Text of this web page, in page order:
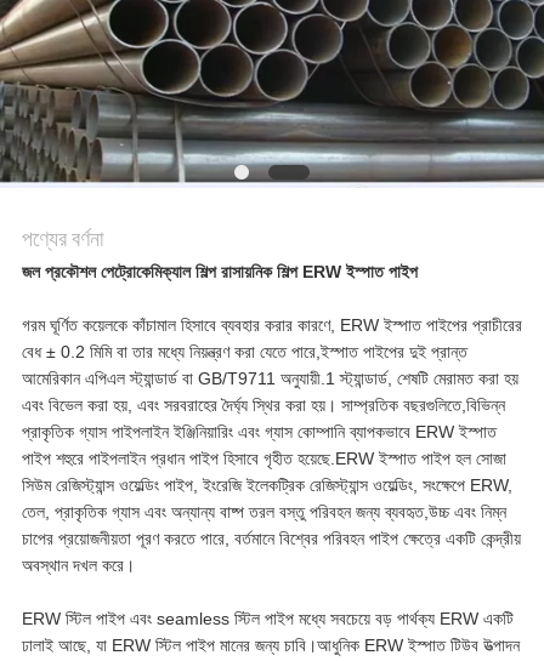
সাইট
ম্যাপ
নীতি
পণ্যের বর্ণনা
জল প্রকৌশল পেট্রোকেমিক্যাল শিল্প রাসায়নিক শিল্প ERW ইস্পাত পাইপ
গরম ঘূর্ণিত কয়েলকে কাঁচামাল হিসাবে ব্যবহার করার কারণে, ERW ইস্পাত পাইপের প্রাচীরের
বেধ ± 0.2 মিমি বা তার মধ্যে নিয়ন্ত্রণ করা যেতে পারে,ইস্পাত পাইপের দুই প্রান্ত
আমেরিকান এপিএল স্ট্যান্ডার্ড বা GB/T9711 অনুযায়ী.1 স্ট্যান্ডার্ড, শেষটি মেরামত করা হয়
এবং বিভেল করা হয়, এবং সরবরাহের দৈর্ঘ্য স্থির করা হয়। সাম্প্রতিক বছরগুলিতে,বিভিন্ন
প্রাকৃতিক গ্যাস পাইপলাইন ইঞ্জিনিয়ারিং এবং গ্যাস কোম্পানি ব্যাপকভাবে ERW ইস্পাত
পাইপ শহুরে পাইপলাইন প্রধান পাইপ হিসাবে গৃহীত হয়েছে.ERW ইস্পাত পাইপ হল সোজা
সিউম রেজিস্ট্যান্স ওয়েল্ডিং পাইপ, ইংরেজি ইলেকট্রিক রেজিস্ট্যান্স ওয়েল্ডিং, সংক্ষেপে ERW,
তেল, প্রাকৃতিক গ্যাস এবং অন্যান্য বাষ্প তরল বস্তু পরিবহন জন্য ব্যবহৃত,উচ্চ এবং নিম্ন
চাপের প্রয়োজনীয়তা পূরণ করতে পারে, বর্তমানে বিশ্বের পরিবহন পাইপ ক্ষেত্রে একটি কেন্দ্রীয়
অবস্থান দখল করে।
ERW স্টিল পাইপ এবং seamless স্টিল পাইপ মধ্যে সবচেয়ে বড় পার্থক্য ERW একটি
ঢালাই আছে, যা ERW স্টিল পাইপ মানের জন্য চাবি।আধুনিক ERW ইস্পাত টিউব উত্পাদন